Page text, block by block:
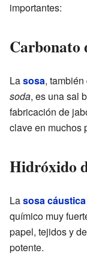
importantes:
Carbonato
Lasosa,
soda, es una sal
fabricación de
clave en muchos
Hidróxido
Lasosa cáustica
químico muy
papel, tejidos y
potente.